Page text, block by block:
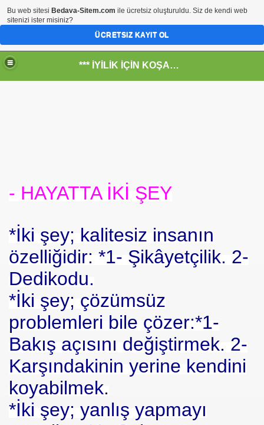
*** İYİLİK İÇİN KOŞANLARIN YERİ***
- HAYATTA İKİ ŞEY
*İki şey; kalitesiz insanın
özelliğidir: *1- Şikâyetçilik. 2-
Dedikodu.
*İki şey; çözümsüz
problemleri bile çözer:*1-
Bakış açısını değiştirmek. 2-
Karşındakinin yerine kendini
koyabilmek.
*İki şey; yanlış yapmayı
- HİDROJEN ENERJİ MRK *NASIL ENGELLENDİ* !!!
-Engellenen Mühendis !!!
Halal Food
AS-DER.
Bu web sitesi Bedava-Sitem.com ile ücretsiz oluşturuldu. Siz de kendi web
sitenizi ister misiniz?
ÜCRETSIZ KAYIT OL